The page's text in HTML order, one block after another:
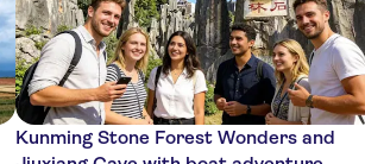
Kunming Stone Forest Wonders and